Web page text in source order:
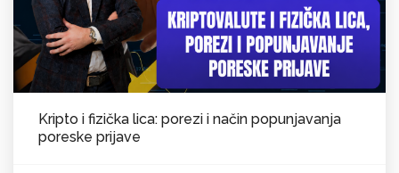
Kripto i fizička lica: porezi i način popunjavanja
poreske prijave